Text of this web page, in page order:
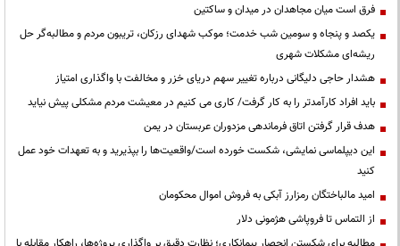
فرق است میان مجاهدان در میدان و ساکتین
یکصد و پنجاه و سومین شب خدمت؛ موکب شهدای رزکان، تریبون مردم و مطالبه‌گر حل
ریشه‌ای مشکلات شهری
هشدار حاجی دلیگانی درباره تغییر سهم دریای خزر و مخالفت با واگذاری امتیاز
باید افراد کارآمدتر را به کار گرفت/ کاری می کنیم در معیشت مردم مشکلی پیش نیاید
هدف قرار گرفتن اتاق‌ فرماندهی مزدوران عربستان در یمن
این دیپلماسی نمایشی، شکست خورده است/واقعیت‌ها را بپذیرید و به تعهدات خود عمل
کنید
امید مالباختگان رمزارز آبکی به فروش اموال محکومان
از التماس تا فروپاشی هژمونی دلار